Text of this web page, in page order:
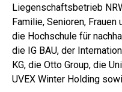
Liegenschaftsbetrieb
Familie, Senioren,
die Hochschule für
die IG BAU, der
KG, die Otto Group, die
UVEX Winter Holding